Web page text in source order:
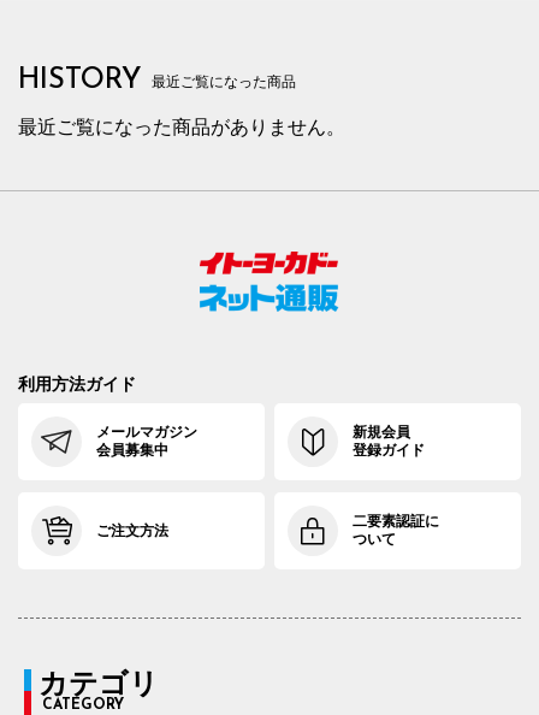
HISTORY 最近ご覧になった商品
最近ご覧になった商品がありません。
利用方法ガイド
メールマガジン
会員募集中
新規会員
登録ガイド
ご注文方法
二要素認証に
ついて
カテゴリ
CATEGORY